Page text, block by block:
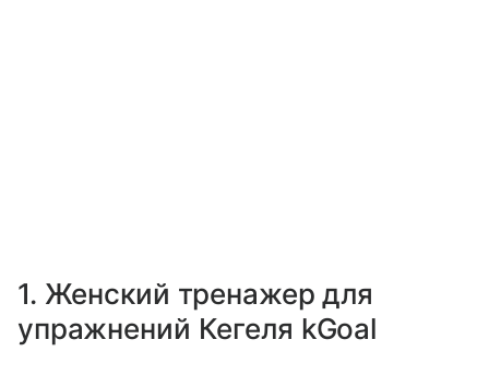
1. Женский тренажер для
упражнений Кегеля kGoal